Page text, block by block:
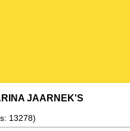
JAARNEK'S
13278)